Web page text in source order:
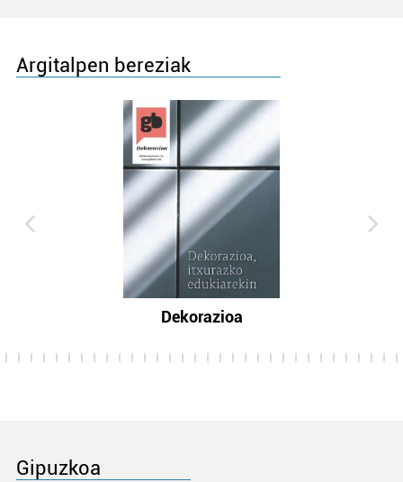
Argitalpen bereziak
Dekorazioa
Gipuzkoa